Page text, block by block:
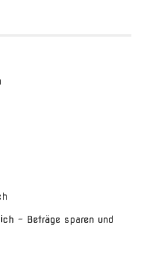
– Beträge sparen und